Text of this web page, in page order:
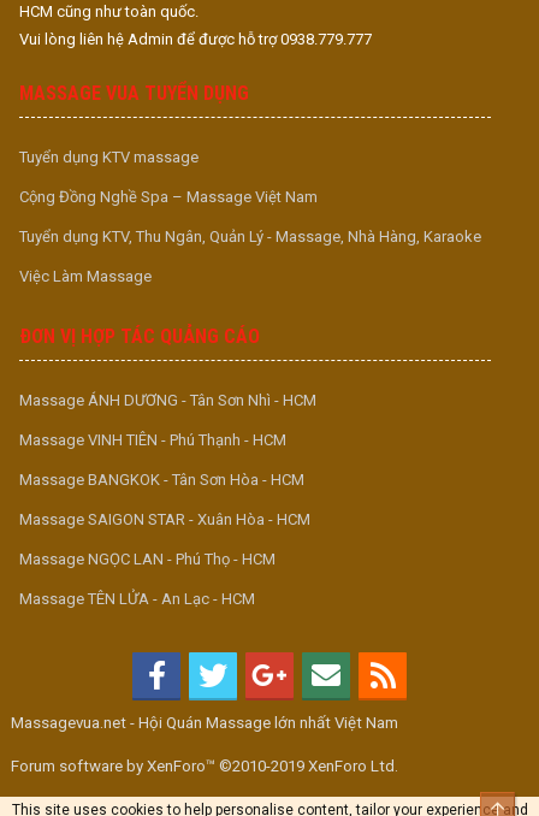
HCM cũng như toàn quốc.
Vui lòng liên hệ Admin để được hỗ trợ 0938.779.777
MASSAGE VUA TUYỂN DỤNG
Tuyển dụng KTV massage
Cộng Đồng Nghề Spa – Massage Việt Nam
Tuyển dụng KTV, Thu Ngân, Quản Lý - Massage, Nhà Hàng, Karaoke
Việc Làm Massage
ĐƠN VỊ HỢP TÁC QUẢNG CÁO
Massage ÁNH DƯƠNG - Tân Sơn Nhì - HCM
Massage VINH TIÊN - Phú Thạnh - HCM
Massage BANGKOK - Tân Sơn Hòa - HCM
Massage SAIGON STAR - Xuân Hòa - HCM
Massage NGỌC LAN - Phú Thọ - HCM
Massage TÊN LỬA - An Lạc - HCM
Massagevua.net - Hội Quán Massage lớn nhất Việt Nam
Forum software by XenForo™ ©2010-2019 XenForo Ltd.
This site uses cookies to help personalise content, tailor your experience and
Top